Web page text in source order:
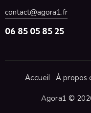
contact@agora1.fr
06 85 05 85 25
Accueil À propos
Agora1 ©